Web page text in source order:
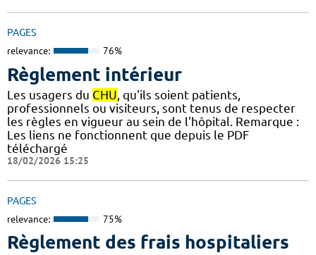
PAGES
relevance: 76%
Règlement intérieur
Les usagers du CHU , qu'ils soient patients,
professionnels ou visiteurs, sont tenus de respecter
les règles en vigueur au sein de l'hôpital. Remarque :
Les liens ne fonctionnent que depuis le PDF
téléchargé
18/02/2026 15:25
PAGES
relevance: 75%
Règlement des frais hospitaliers